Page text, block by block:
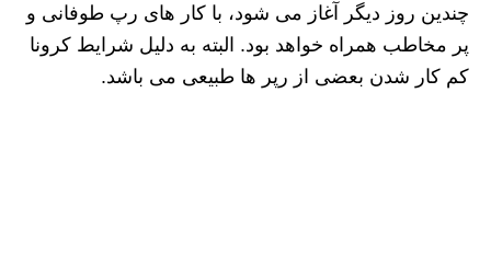
چندین روز دیگر آغاز می شود، با کار های رپ طوفانی و
پر مخاطب همراه خواهد بود. البته به دلیل شرایط کرونا
کم کار شدن بعضی از رپر ها طبیعی می باشد.